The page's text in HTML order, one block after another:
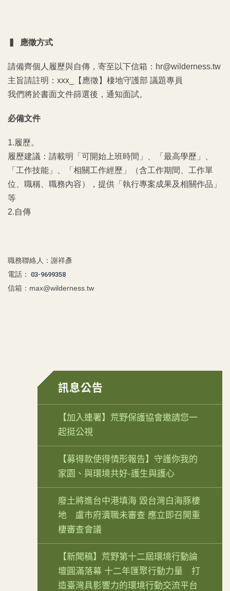
▍ 應徵方式
請備齊個人履歷與自傳，寄至以下信箱：hr@wilderness.tw
主旨請註明：xxx_【應徵】 棲地守護部 議題專員
我們將於書面文件篩選後，通知面試。
必備文件
1.履歷。
履歷建議：請載明「可開始上班時間」、「最高學歷」
「工作技能」、「相關工作經歷」
（含工作期間、工作單
位、職稱、職務內容）
，提供「執行專案成果及相關作品」
等
2.自傳
職務聯絡人： 謝祥彥
電話：
03-9699358
信箱： max@wilderness.tw
訊息公告
【加入連署】荒野保護協會邀請您一
起挺公視
【募得款使得情形報告】守護你我的
家園、與環境共好-護生與護心
廢土將進台中港填海 毀台灣白海豚棲
地 盧市府瀆職未審查 應立即召開重
棲審查會議
【新聞稿】荒野第十二屆環境行動論
壇圓滿落幕 十二年匯聚行動力量 打
造臺灣具影響力的環境行動交流平台